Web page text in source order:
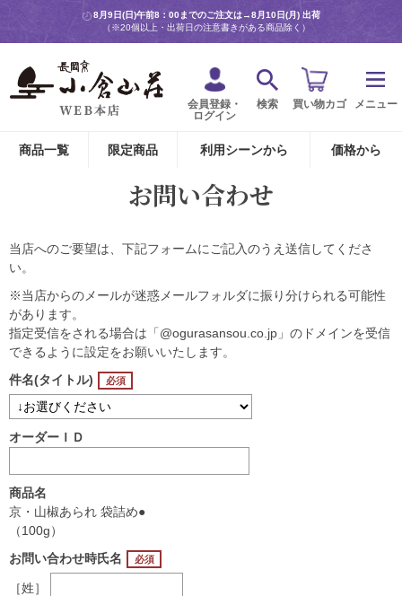
8月9日(日)午前8：00までのご注文は→8月10日(月) 出荷
（※20個以上・出荷日の注意書きがある商品除く）
会員登録・
ログイン
検索 買い物カゴ メニュー
商品一覧 限定商品 利用シーンから 価格から
お問い合わせ
当店へのご要望は、下記フォームにご記入のうえ送信してくださ
い。
※当店からのメールが迷惑メールフォルダに振り分けられる可能性
があります。
指定受信をされる場合は「@ogurasansou.co.jp」のドメインを受信
できるように設定をお願いいたします。
件名(タイトル)
オーダーＩＤ
商品名
京・山椒あられ 袋詰め●
（100g）
お問い合わせ時氏名
［姓］